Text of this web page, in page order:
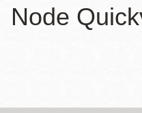
連
Node